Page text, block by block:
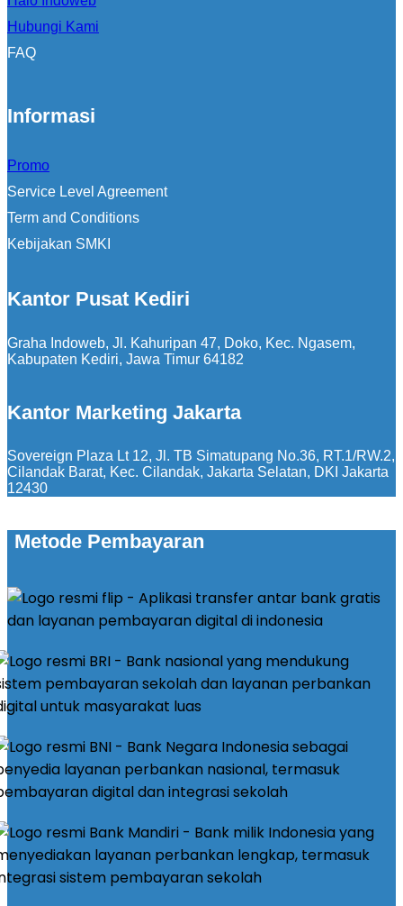
Hubungi Kami
FAQ
Informasi
Promo
Service Level Agreement
Term and Conditions
Kebijakan SMKI
Kantor Pusat Kediri
Graha Indoweb, Jl. Kahuripan 47, Doko, Kec. Ngasem,
Kabupaten Kediri, Jawa Timur 64182
Kantor Marketing Jakarta
Sovereign Plaza Lt 12, Jl. TB Simatupang No.36, RT.1/RW.2,
Cilandak Barat, Kec. Cilandak, Jakarta Selatan, DKI Jakarta
12430
Metode Pembayaran